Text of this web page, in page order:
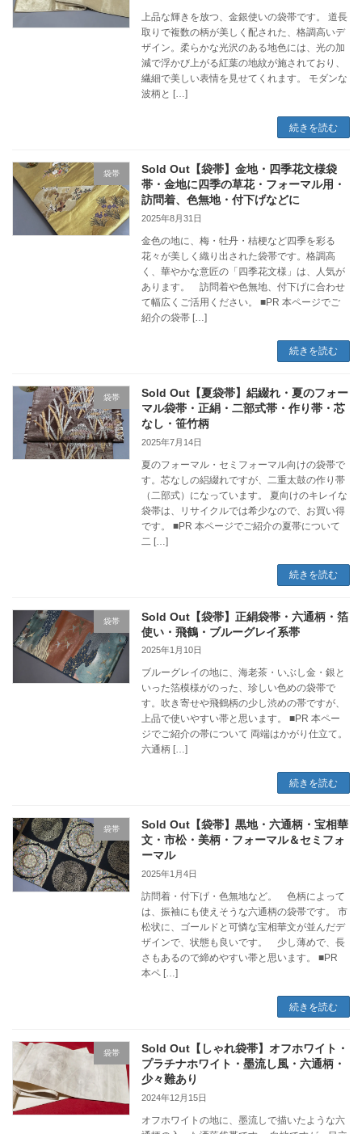
上品な輝きを放つ、金銀使いの袋帯です。 道長
取りで複数の柄が美しく配された、格調高いデ
ザイン。柔らかな光沢のある地色には、光の加
減で浮かび上がる紅葉の地紋が施されており、
繊細で美しい表情を見せてくれます。 モダンな
波柄と […]
続きを読む
袋帯
Sold Out【袋帯】金地・四季花文様袋
帯・金地に四季の草花・フォーマル用・
訪問着、色無地・付下げなどに
2025年8月31日
金色の地に、梅・牡丹・桔梗など四季を彩る
花々が美しく織り出された袋帯です。格調高
く、華やかな意匠の「四季花文様」は、人気が
あります。 訪問着や色無地、付下げに合わせ
て幅広くご活用ください。 ■PR 本ページでご
紹介の袋帯 […]
続きを読む
袋帯
Sold Out【夏袋帯】絽綴れ・夏のフォー
マル袋帯・正絹・二部式帯・作り帯・芯
なし・笹竹柄
2025年7月14日
夏のフォーマル・セミフォーマル向けの袋帯で
す。芯なしの絽綴れですが、二重太鼓の作り帯
（二部式）になっています。 夏向けのキレイな
袋帯は、リサイクルでは希少なので、お買い得
です。 ■PR 本ページでご紹介の夏帯について
二 […]
続きを読む
袋帯
Sold Out【袋帯】正絹袋帯・六通柄・箔
使い・飛鶴・ブルーグレイ系帯
2025年1月10日
ブルーグレイの地に、海老茶・いぶし金・銀と
いった箔模様がのった、珍しい色めの袋帯で
す。吹き寄せや飛鶴柄の少し渋めの帯ですが、
上品で使いやすい帯と思います。 ■PR 本ペー
ジでご紹介の帯について 両端はかがり仕立て。
六通柄 […]
続きを読む
袋帯
Sold Out【袋帯】黒地・六通柄・宝相華
文・市松・美柄・フォーマル＆セミフォ
ーマル
2025年1月4日
訪問着・付下げ・色無地など。 色柄によって
は、振袖にも使えそうな六通柄の袋帯です。 市
松状に、ゴールドと可憐な宝相華文が並んだデ
ザインで、状態も良いです。 少し薄めで、長
さもあるので締めやすい帯と思います。 ■PR
本ペ […]
続きを読む
袋帯
Sold Out【しゃれ袋帯】オフホワイト・
プラチナホワイト・墨流し風・六通柄・
少々難あり
2024年12月15日
オフホワイトの地に、墨流しで描いたような六